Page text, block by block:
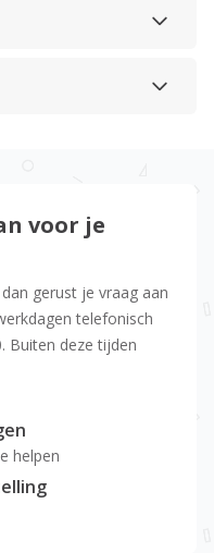
voor je
gerust je vraag aan
telefonisch
Buiten deze tijden
helpen